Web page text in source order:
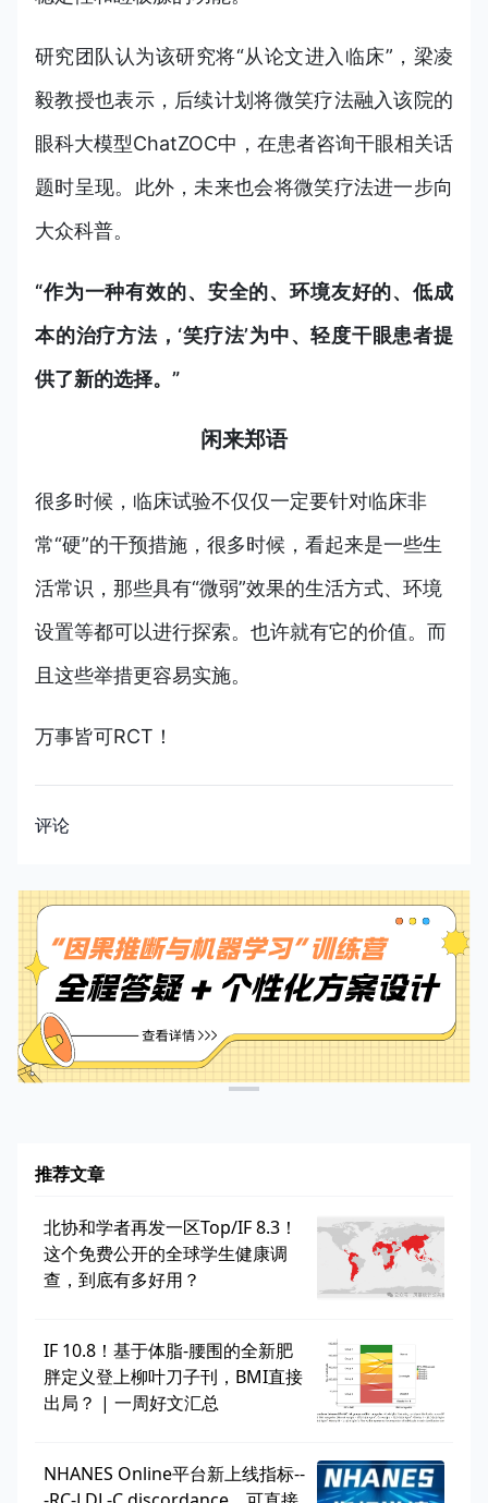
研究团队认为该研究将“从论文进入临床”，梁凌
毅教授也表示，后续计划将微笑疗法融入该院的
眼科大模型ChatZOC中，在患者咨询干眼相关话
题时呈现。此外，未来也会将微笑疗法进一步向
大众科普。
“作为一种有效的、安全的、环境友好的、低成
本的治疗方法，‘笑疗法’为中、轻度干眼患者提
供了新的选择。”
闲来郑语
很多时候，临床试验不仅仅一定要针对临床非
常“硬”的干预措施，很多时候，看起来是一些生
活常识，那些具有“微弱”效果的生活方式、环境
设置等都可以进行探索。也许就有它的价值。而
且这些举措更容易实施。
万事皆可RCT！
评论
推荐文章
北协和学者再发一区Top/IF 8.3！
这个免费公开的全球学生健康调
查，到底有多好用？
IF 10.8！基于体脂-腰围的全新肥
胖定义登上柳叶刀子刊，BMI直接
出局？ | 一周好文汇总
NHANES Online平台新上线指标--